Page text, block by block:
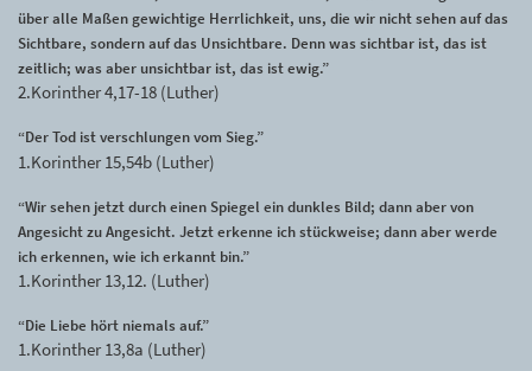
über alle Maßen gewichtige Herrlichkeit, uns, die wir nicht sehen auf das
Sichtbare, sondern auf das Unsichtbare. Denn was sichtbar ist, das ist
zeitlich; was aber unsichtbar ist, das ist ewig.”
2.Korinther 4,17-18 (Luther)
“Der Tod ist verschlungen vom Sieg.”
1.Korinther 15,54b (Luther)
“Wir sehen jetzt durch einen Spiegel ein dunkles Bild; dann aber von
Angesicht zu Angesicht. Jetzt erkenne ich stückweise; dann aber werde
ich erkennen, wie ich erkannt bin.”
1.Korinther 13,12. (Luther)
“Die Liebe hört niemals auf.”
1.Korinther 13,8a (Luther)